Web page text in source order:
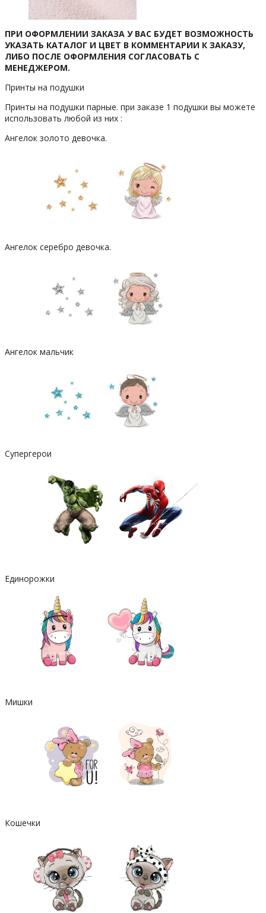
ПРИ ОФОРМЛЕНИИ ЗАКАЗА У ВАС БУДЕТ ВОЗМОЖНОСТЬ
УКАЗАТЬ КАТАЛОГ И ЦВЕТ В КОММЕНТАРИИ К ЗАКАЗУ,
ЛИБО ПОСЛЕ ОФОРМЛЕНИЯ СОГЛАСОВАТЬ С
МЕНЕДЖЕРОМ.
Принты на подушки
Принты на подушки парные. при заказе 1 подушки вы можете
использовать любой из них :
Ангелок золото девочка.
Ангелок серебро девочка.
Ангелок мальчик
Супергерои
Единорожки
Мишки
Кошечки